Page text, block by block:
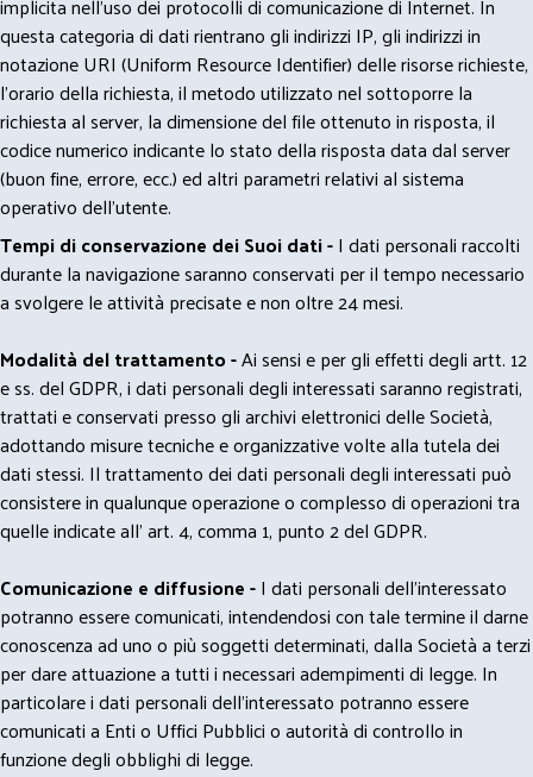
questa categoria di dati rientrano gli indirizzi IP, gli indirizzi in
notazione URI (Uniform Resource Identifier) delle risorse richieste,
l'orario della richiesta, il metodo utilizzato nel sottoporre la
richiesta al server, la dimensione del file ottenuto in risposta, il
codice numerico indicante lo stato della risposta data dal server
(buon fine, errore, ecc.) ed altri parametri relativi al sistema
operativo dell'utente.
Tempi di conservazione dei Suoi dati -I dati personali raccolti
durante la navigazione saranno conservati per il tempo necessario
a svolgere le attività precisate e non oltre 24 mesi.
Modalità del trattamento -Ai sensi e per gli effetti degli artt. 12
e ss. del GDPR, i dati personali degli interessati saranno registrati,
trattati e conservati presso gli archivi elettronici delle Società,
adottando misure tecniche e organizzative volte alla tutela dei
dati stessi. Il trattamento dei dati personali degli interessati può
consistere in qualunque operazione o complesso di operazioni tra
quelle indicate all' art. 4, comma 1, punto 2 del GDPR.
Comunicazione e diffusione -I dati personali dell’interessato
potranno essere comunicati, intendendosi con tale termine il darne
conoscenza ad uno o più soggetti determinati, dalla Società a terzi
per dare attuazione a tutti i necessari adempimenti di legge. In
particolare i dati personali dell’interessato potranno essere
comunicati a Enti o Uffici Pubblici o autorità di controllo in
funzione degli obblighi di legge.